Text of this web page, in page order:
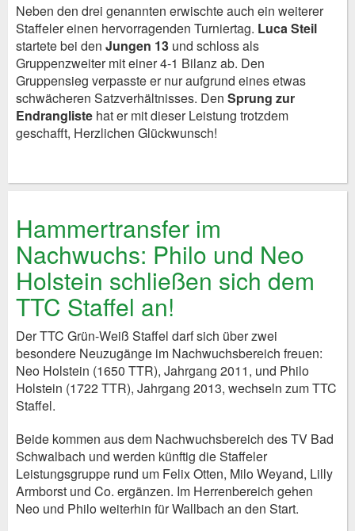
Neben den drei genannten erwischte auch ein weiterer
Staffeler einen hervorragenden Turniertag. Luca Steil
startete bei den Jungen 13 und schloss als
Gruppenzweiter mit einer 4-1 Bilanz ab. Den
Gruppensieg verpasste er nur aufgrund eines etwas
schwächeren Satzverhältnisses. Den Sprung zur
Endrangliste hat er mit dieser Leistung trotzdem
geschafft, Herzlichen Glückwunsch!
Hammertransfer im
Nachwuchs: Philo und Neo
Holstein schließen sich dem
TTC Staffel an!
Der TTC Grün-Weiß Staffel darf sich über zwei
besondere Neuzugänge im Nachwuchsbereich freuen:
Neo Holstein (1650 TTR), Jahrgang 2011, und Philo
Holstein (1722 TTR), Jahrgang 2013, wechseln zum TTC
Staffel.
Beide kommen aus dem Nachwuchsbereich des TV Bad
Schwalbach und werden künftig die Staffeler
Leistungsgruppe rund um Felix Otten, Milo Weyand, Lilly
Armborst und Co. ergänzen. Im Herrenbereich gehen
Neo und Philo weiterhin für Wallbach an den Start.